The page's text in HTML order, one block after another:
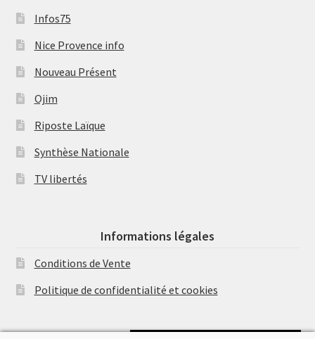
Infos75
Nice Provence info
Nouveau Présent
Ojim
Riposte Laïque
Synthèse Nationale
TV libertés
Informations légales
Conditions de Vente
Politique de confidentialité et cookies